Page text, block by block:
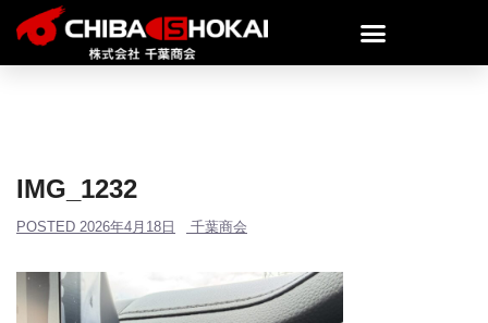
IMG_1232
POSTED 2026年4月18日 千葉商会